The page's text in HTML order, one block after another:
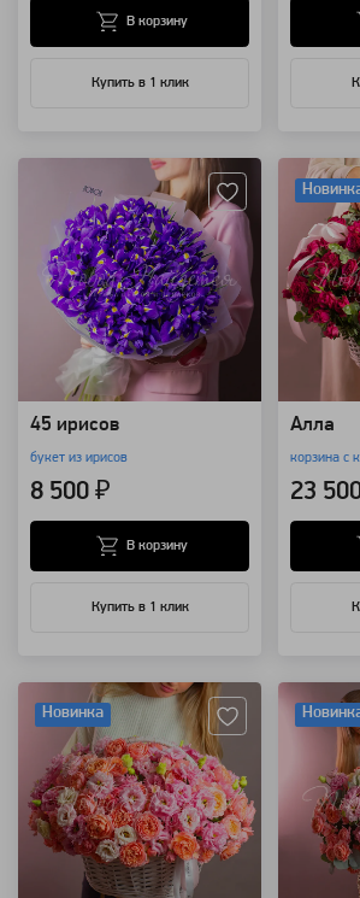
Купить в 1 клик
В корзину
45 ирисов
букет из ирисов
8 500 ₽
Купить в 1 клик
В корзину
Алла
корзина с
23
Новинка